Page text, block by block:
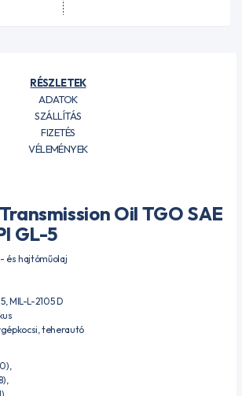
RÉSZLETEK
ADATOK
SZÁLLÍTÁS
FIZETÉS
VÉLEMÉNYEK
Oil TGO SAE
GL-5
és hajtóműolaj
MIL-L-2105 D
teherautó